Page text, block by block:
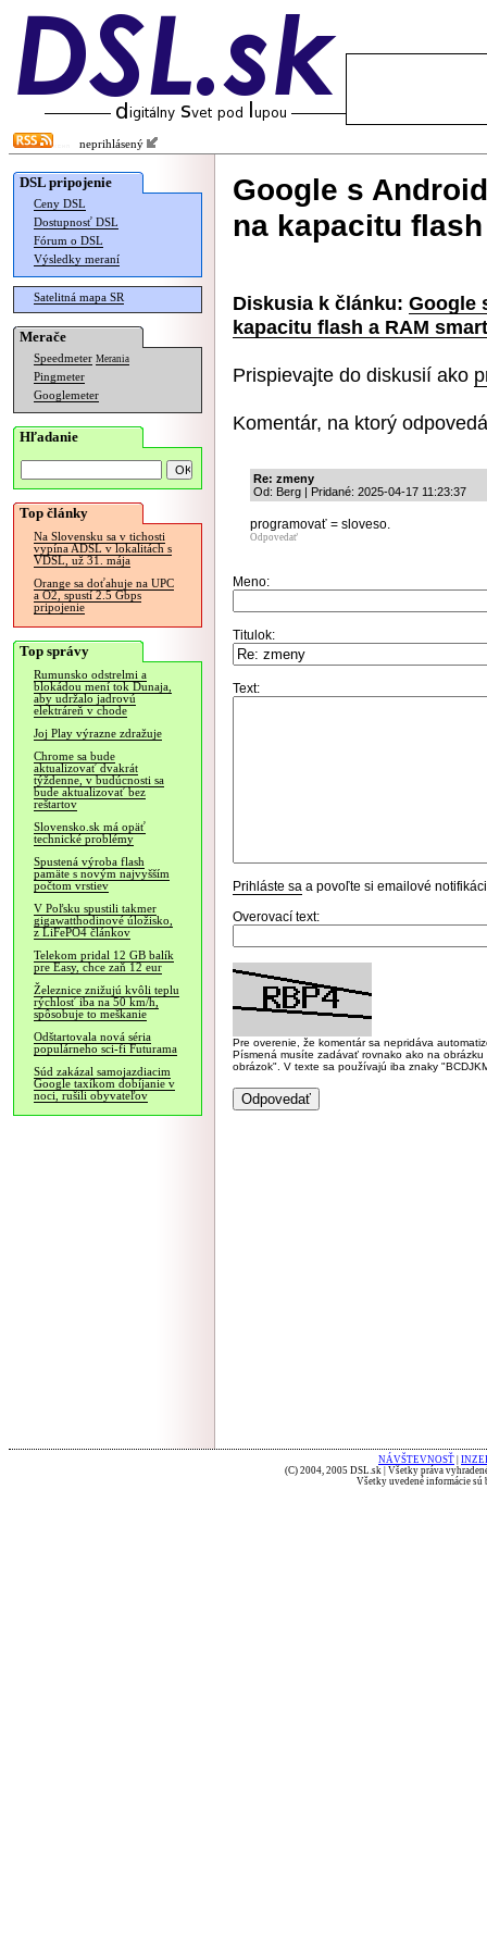
neprihlásený
DSL pripojenie
Ceny DSL
Dostupnosť DSL
Fórum o DSL
Výsledky meraní
Satelitná mapa SR
Merače
Speedmeter Merania
Pingmeter
Googlemeter
Hľadanie
Top články
Na Slovensku sa v tichosti
vypína ADSL v lokalitách s
VDSL, už 31. mája
Orange sa doťahuje na UPC
a O2, spustí 2.5 Gbps
pripojenie
Top správy
Rumunsko odstrelmi a
blokádou mení tok Dunaja,
aby udržalo jadrovú
elektráreň v chode
Joj Play výrazne zdražuje
Chrome sa bude
aktualizovať dvakrát
týždenne, v budúcnosti sa
bude aktualizovať bez
reštartov
Slovensko.sk má opäť
technické problémy
Spustená výroba flash
pamäte s novým najvyšším
počtom vrstiev
V Poľsku spustili takmer
gigawatthodinové úložisko,
z LiFePO4 článkov
Telekom pridal 12 GB balík
pre Easy, chce zaň 12 eur
Železnice znižujú kvôli teplu
rýchlosť iba na 50 km/h,
spôsobuje to meškanie
Odštartovala nová séria
populárneho sci-fi Futurama
Súd zakázal samojazdiacim
Google taxíkom dobíjanie v
noci, rušili obyvateľov
Google s
na kapacitu
Diskusia k článku: Google
kapacitu flash a RAM
Prispievajte do diskusií ako
Komentár, na ktorý
Re: zmeny
Od: Berg | Pridané: 2025-04-17 11:23:37
programovať = sloveso.
Odpovedať
Meno:
Titulok:
Text:
Prihláste sa a povoľte si emailové
Overovací text:
Pre overenie, že komentár sa nepridáva
Písmená musíte zadávať rovnako ako na
obrázok". V texte sa používajú iba znaky
NÁVŠTEVNOSŤ
(C) 2004, 2005 DSL.sk | Všetky práva
Všetky uvedené informácie sú